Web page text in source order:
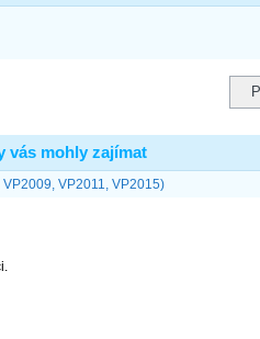
vás mohly zajímat
VP2011, VP2015)